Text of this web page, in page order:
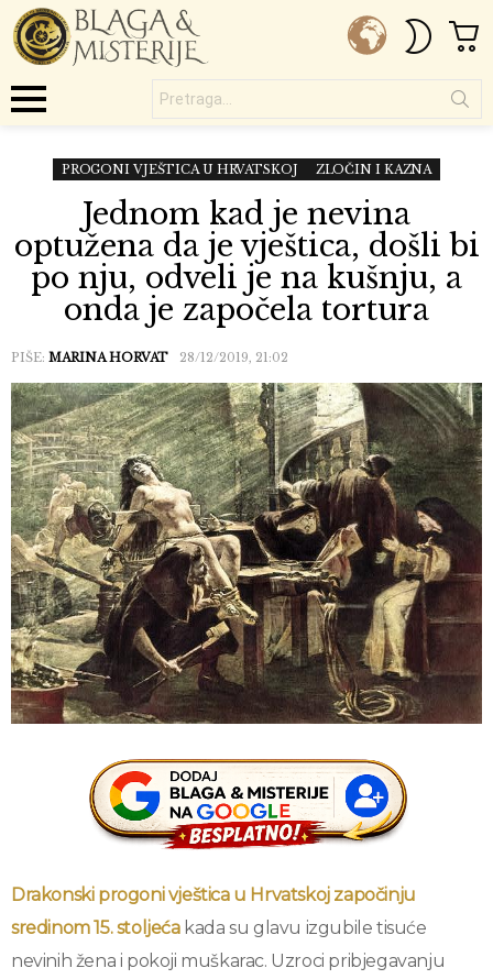
SKIN
PROGONI VJEŠTICA U HRVATSKOJ ZLOČIN I KAZNA
Jednom kad je nevina
optužena da je vještica, došli bi
po nju, odveli je na kušnju, a
onda je započela tortura
PIŠE: MARINA HORVAT 28/12/2019, 21:02
Drakonski progoni vještica u Hrvatskoj započinju
sredinom 15. stoljećakada su glavu izgubile tisuće
nevinih žena i pokoji muškarac. Uzroci pribjegavanju